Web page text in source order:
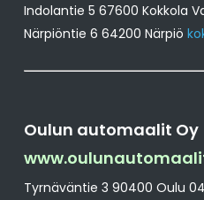
Indolantie 5 67600 Kokkola
Närpiöntie 6 64200 Närpiö
Oulun automaalit Oy
Tyrnäväntie 3 90400 Oulu